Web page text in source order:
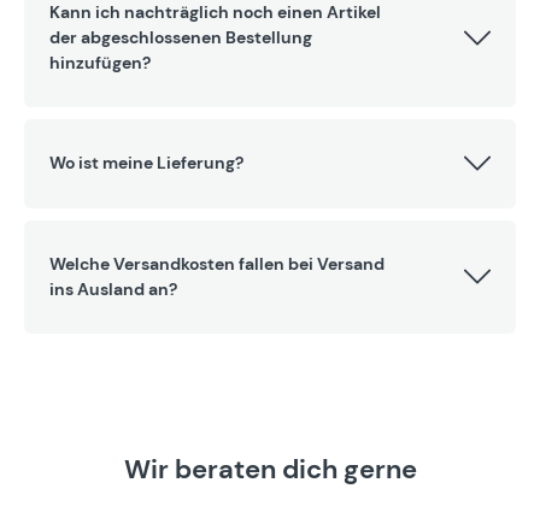
Kann ich nachträglich noch einen Artikel
der abgeschlossenen Bestellung
hinzufügen?
Wo ist meine Lieferung?
Welche Versandkosten fallen bei Versand
ins Ausland an?
Wir beraten dich gerne